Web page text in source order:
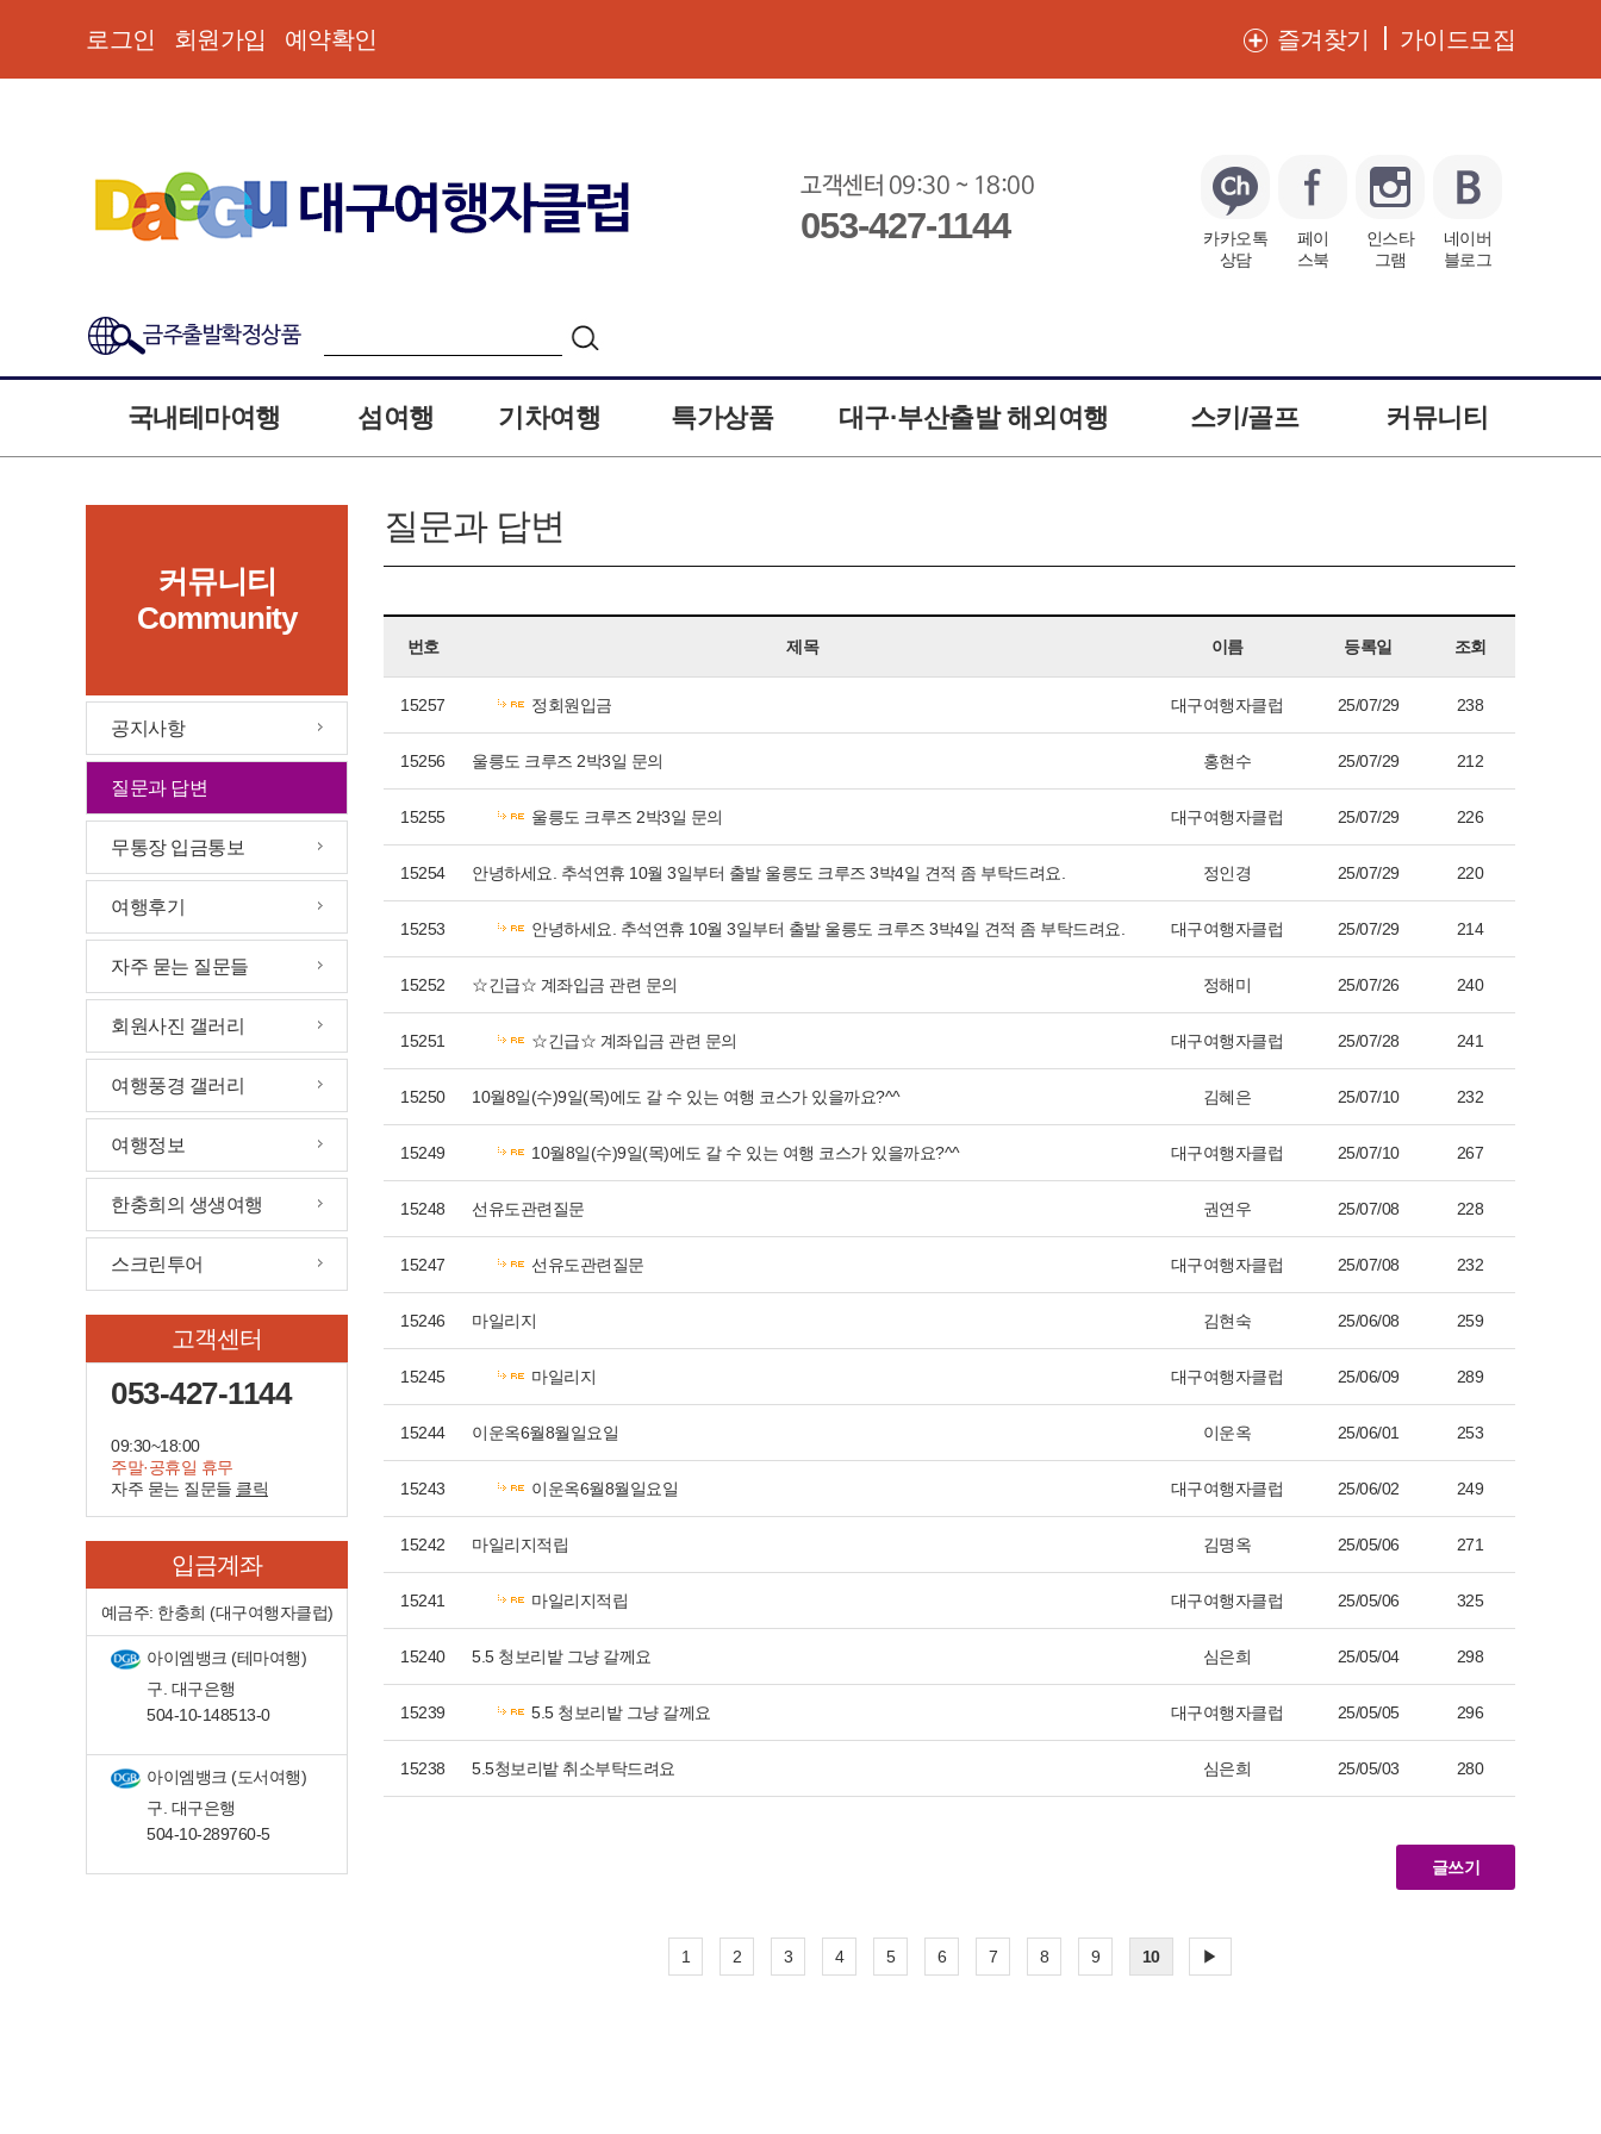
로그인 회원가입 예약확인 즐겨찾기 가이드모집
고객센터 09:30 ~ 18:00
053-427-1144
카카오톡
상담
페이
스북
인스타
그램
네이버
블로그
금주출발확정상품
국내테마여행 섬여행 기차여행 특가상품 대구·부산출발 해외여행 스키/골프 커뮤니티
커뮤니티
Community
공지사항
질문과 답변
무통장 입금통보
여행후기
자주 묻는 질문들
회원사진 갤러리
여행풍경 갤러리
여행정보
한충희의 생생여행
스크린투어
고객센터
053-427-1144
09:30~18:00
주말·공휴일 휴무
자주 묻는 질문들 클릭
입금계좌
예금주: 한충희 (대구여행자클럽)
아이엠뱅크 (테마여행)
구. 대구은행
504-10-148513-0
아이엠뱅크 (도서여행)
구. 대구은행
504-10-289760-5
질문과 답변
번호 제목 이름 등록일 조회
15257 정회원입금 대구여행자클럽 25/07/29 238
15256 울릉도 크루즈 2박3일 문의 홍현수 25/07/29 212
15255 울릉도 크루즈 2박3일 문의 대구여행자클럽 25/07/29 226
15254 안녕하세요. 추석연휴 10월 3일부터 출발 울릉도 크루즈 3박4일 견적 좀 부탁드려요. 정인경 25/07/29 220
15253 안녕하세요. 추석연휴 10월 3일부터 출발 울릉도 크루즈 3박4일 견적 좀 부탁드려요. 대구여행자클럽 25/07/29 214
15252 ☆긴급☆ 계좌입금 관련 문의 정해미 25/07/26 240
15251 ☆긴급☆ 계좌입금 관련 문의 대구여행자클럽 25/07/28 241
15250 10월8일(수)9일(목)에도 갈 수 있는 여행 코스가 있을까요?^^ 김혜은 25/07/10 232
15249 10월8일(수)9일(목)에도 갈 수 있는 여행 코스가 있을까요?^^ 대구여행자클럽 25/07/10 267
15248 선유도관련질문 권연우 25/07/08 228
15247 선유도관련질문 대구여행자클럽 25/07/08 232
15246 마일리지 김현숙 25/06/08 259
15245 마일리지 대구여행자클럽 25/06/09 289
15244 이운옥6월8월일요일 이운옥 25/06/01 253
15243 이운옥6월8월일요일 대구여행자클럽 25/06/02 249
15242 마일리지적립 김명옥 25/05/06 271
15241 마일리지적립 대구여행자클럽 25/05/06 325
15240 5.5 청보리밭 그냥 갈께요 심은희 25/05/04 298
15239 5.5 청보리밭 그냥 갈께요 대구여행자클럽 25/05/05 296
15238 5.5청보리밭 취소부탁드려요 심은희 25/05/03 280
글쓰기
1 2 3 4 5 6 7 8 9 10 ▶